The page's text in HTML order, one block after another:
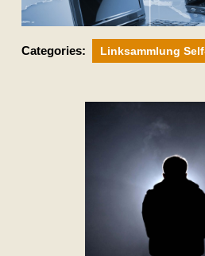
Categories: Linksammlung